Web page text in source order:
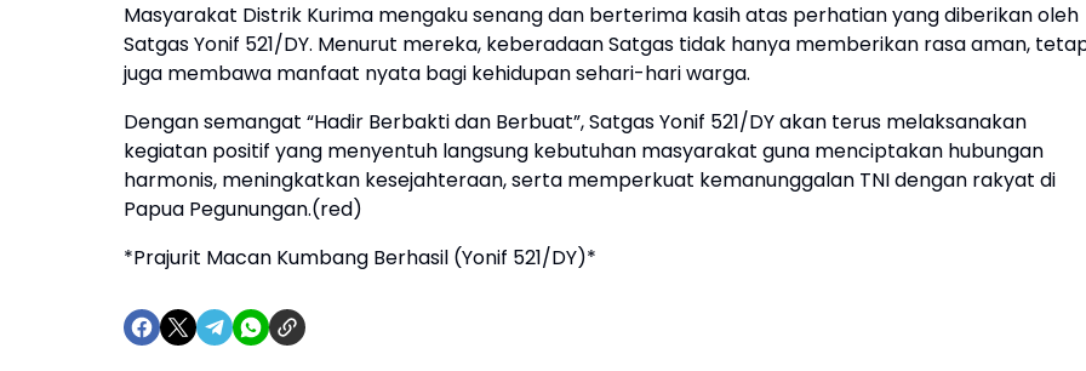
Masyarakat Distrik Kurima mengaku senang dan berterima kasih atas perhatian yang diberikan oleh
Satgas Yonif 521/DY. Menurut mereka, keberadaan Satgas tidak hanya memberikan rasa aman,
juga membawa manfaat nyata bagi kehidupan sehari-hari warga.
Dengan semangat “Hadir Berbakti dan Berbuat”, Satgas Yonif 521/DY akan terus melaksanakan
kegiatan positif yang menyentuh langsung kebutuhan masyarakat guna menciptakan hubungan
harmonis, meningkatkan kesejahteraan, serta memperkuat kemanunggalan TNI dengan rakyat di
Papua Pegunungan.(red)
*Prajurit Macan Kumbang Berhasil (Yonif 521/DY)*